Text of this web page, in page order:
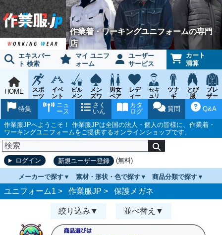
作業着・ワーキングユニフォームの専門
店
エキスパー
ト 検索
マイ ユニフ
ォーム
ユーザー
サービス
カート
清算
HOME
スポ
ーツ
ウェ
イベ
ント
チー
ム
ビル
メン
ンス
メン
ズワ
ーキ
ング
男女
ペア
レデ
ィー
ス
ワー
キン
グ
セキ
ュリ
ティ
ウェ
ツナ
ギ
とび
服
鳶作
業用
ブレ
ザー
ツ
Q&A
質問
カタ
ログ
さく
いん
ニュ
ース
特集
作業服JPへようこそ！ 作業服JPは全国の法人・個人の皆様に、作業着・
ワーキングユニフォームをご提供するオンラインショップです。
ログイン 新規ユーザー登録 (無料)
メーカーで探す 素材・形状・色で探す 商品分類で探す
ユニフォーム1 > 作業服JP > 保護メガネ
絞り込み 並べ替え